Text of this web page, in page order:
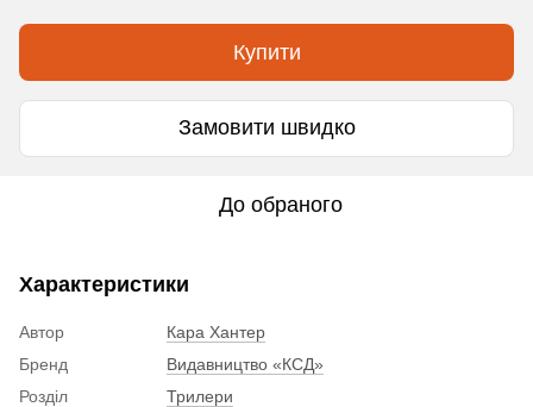
Купити
Замовити швидко
До обраного
Характеристики
Автор
Кара Хантер
Бренд
Видавництво «КСД»
Розділ
Трилери